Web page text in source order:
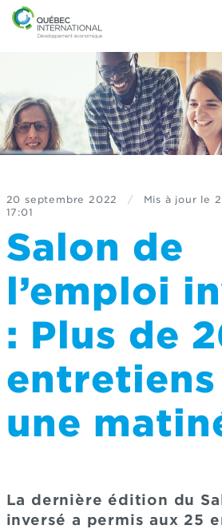
20 septembre 2022 / Mis à jour le
17:01
Salon de
l’emploi
: Plus de
entretiens
une
La dernière édition du
inversé a permis aux 25